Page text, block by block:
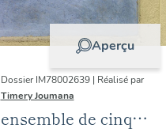
Aperçu
Dossier IM78002639 | Réalisé par
Timery Joumana
ensemble de cinq